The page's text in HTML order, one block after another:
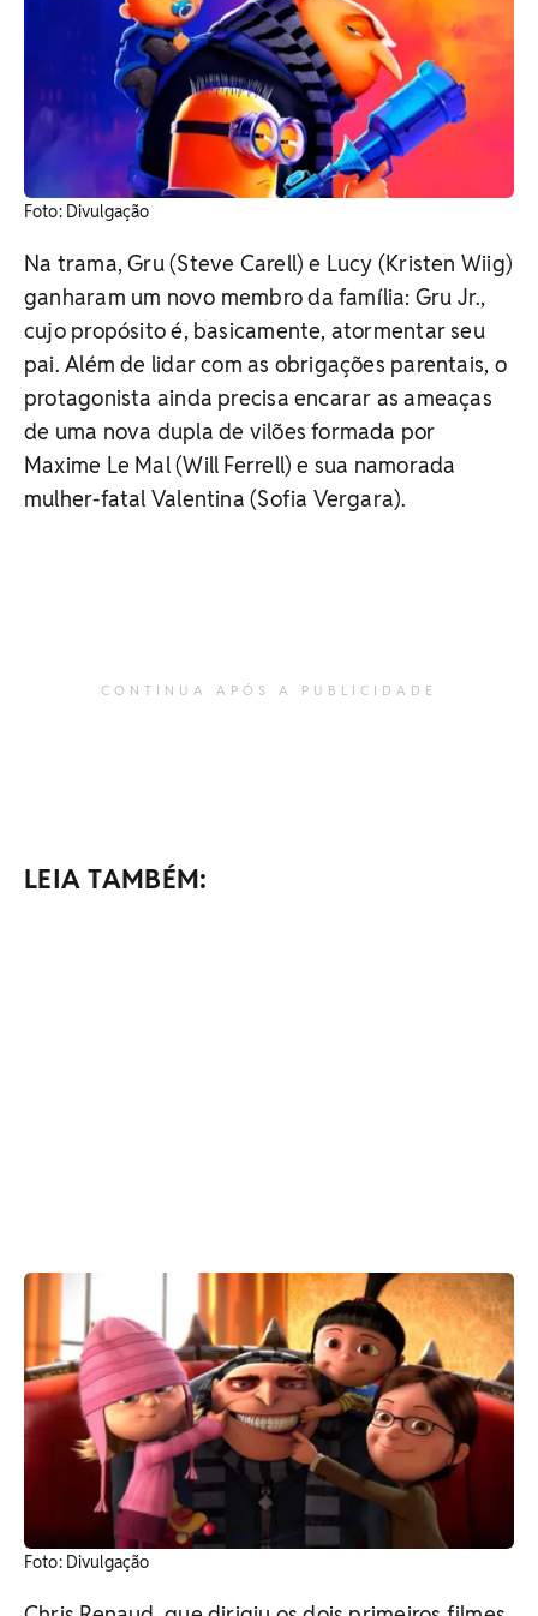
​Foto: Divulgação
Na trama, Gru (Steve Carell) e Lucy (Kristen Wiig)
ganharam um novo membro da família: Gru Jr.,
cujo propósito é, basicamente, atormentar seu
pai. Além de lidar com as obrigações parentais, o
protagonista ainda precisa encarar as ameaças
de uma nova dupla de vilões formada por
Maxime Le Mal (Will Ferrell) e sua namorada
mulher-fatal Valentina (Sofia Vergara).
CONTINUA APÓS A PUBLICIDADE
LEIA TAMBÉM:
​Foto: Divulgação